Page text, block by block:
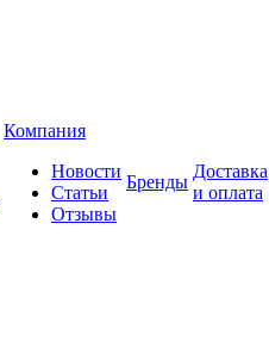
Компания
Новости
Статьи
Отзывы
Бренды
Доставка
и оплата